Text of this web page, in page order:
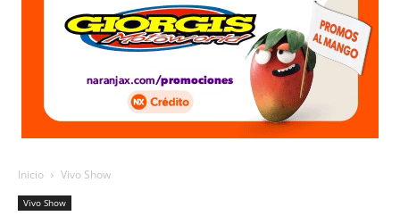
Inicio Vivo Show
Vivo Show